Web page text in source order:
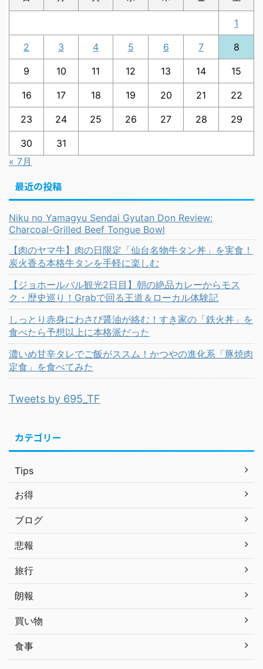
1
2 3 4 5 6 7 8
9 10 11 12 13 14 15
16 17 18 19 20 21 22
23 24 25 26 27 28 29
30
31
« 7月
最近の投稿
Niku no Yamagyu Sendai Gyutan Don Review:
Charcoal-Grilled Beef Tongue Bowl
【肉のヤマ牛】肉の日限定「仙台名物牛タン丼」を実食！
炭火香る本格牛タンを手軽に楽しむ
【ジョホールバル観光2日目】朝の絶品カレーからモス
ク・歴史巡り！Grabで回る王道＆ローカル体験記
しっとり赤身にわさび醤油が絡む！すき家の「鉄火丼」を
食べたら予想以上に本格派だった
濃いめ甘辛タレでご飯がススム！かつやの進化系「豚焼肉
定食」を食べてみた
Tweets by 695_TF
カテゴリー
Tips
お得
ブログ
悲報
旅行
朗報
買い物
食事